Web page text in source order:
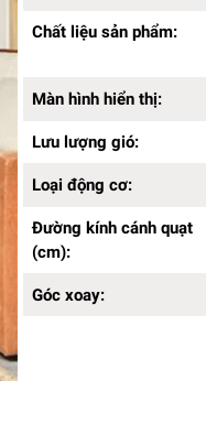
Chất liệu sản phẩm:
Màn hình hiển thị:
Lưu lượng gió:
Loại động cơ:
Đường kính cánh quạt
(cm):
Góc xoay: